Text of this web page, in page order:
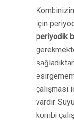
için
periyodik
çalışması
vardır.
kombi